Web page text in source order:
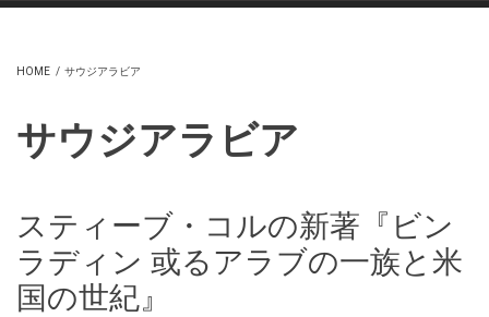
HOME / サウジアラビア
サウジアラビア
スティーブ・コルの新著『ビン
ラディン 或るアラブの一族と米
国の世紀』